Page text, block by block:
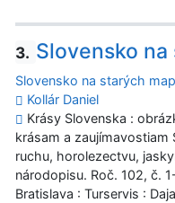
3. Slovensko
Slovensko na starých
Kollár Daniel
Krásy Slovenska :
krásam a
ruchu, horolezectvu,
národopisu. Roč. 102, č.
Bratislava : Turservis :